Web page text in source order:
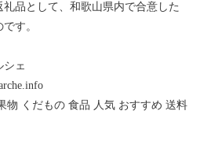
品として、和歌山県内で合意した
す。
シェ
物 くだもの 食品 人気 おすすめ 送料